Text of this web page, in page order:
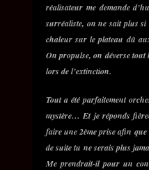
réalisateur me demande
surréaliste, on ne sait plus si
chaleur sur le plateau dû
On propulse, on déverse
lors de l’extinction.
Tout a été parfaitement
mystère… Et je réponds
faire une 2ème prise afin
de suite tu ne serais plus
Me prendrait-il pour un con